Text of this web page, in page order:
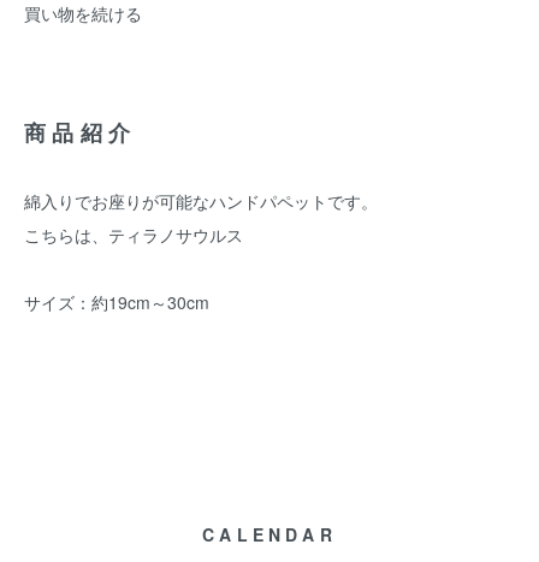
買い物を続ける
商品紹介
綿入りでお座りが可能なハンドパペットです。
こちらは、ティラノサウルス
サイズ：約19cm～30cm
CALENDAR